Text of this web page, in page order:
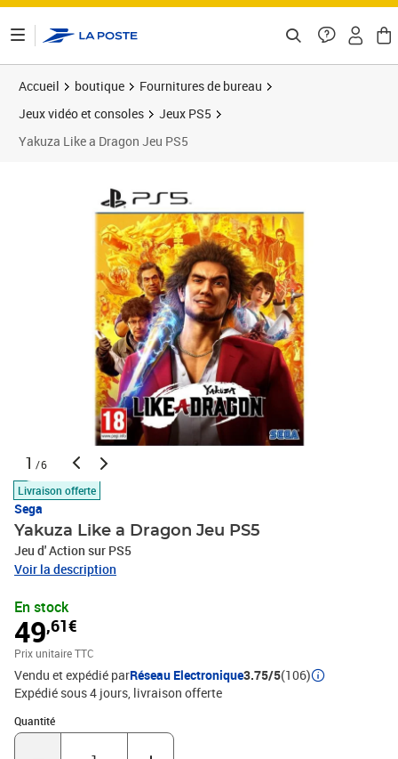
Accueil boutique
Fournitures de bureau
Jeux vidéo et consoles
Jeux PS5
Yakuza Like a Dragon Jeu PS5
1 /6
Livraison offerte
Sega
Yakuza Like a Dragon Jeu PS5
Jeu d' Action sur PS5
Voir la description
En stock
49,61€
Prix unitaire TTC
Vendu et expédié parRéseau Electronique3.75/5(106)
Expédié sous 4 jours livraison offerte
Quantité
Quantité : 1